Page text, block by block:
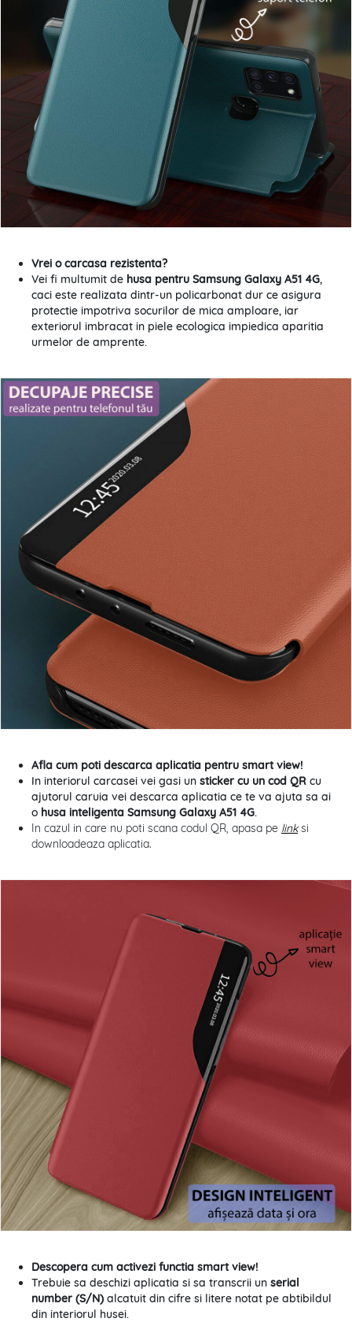
Vrei o carcasa rezistenta?
Vei fi multumit de husa pentru Samsung Galaxy A51 4G,
caci este realizata dintr-un policarbonat dur ce asigura
protectie impotriva socurilor de mica amploare, iar
exteriorul imbracat in piele ecologica impiedica aparitia
urmelor de amprente.
Afla cum poti descarca aplicatia pentru smart view!
In interiorul carcasei vei gasi un sticker cu un cod QR cu
ajutorul caruia vei descarca aplicatia ce te va ajuta sa ai
o husa inteligenta Samsung Galaxy A51 4G.
In cazul in care nu poti scana codul QR, apasa pe linksi
downloadeaza aplicatia.
Descopera cum activezi functia smart view!
Trebuie sa deschizi aplicatia si sa transcrii un serial
number (S/N) alcatuit din cifre si litere notat pe abtibildul
din interiorul husei.